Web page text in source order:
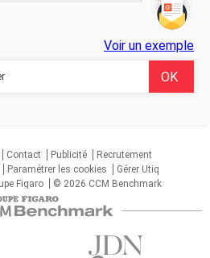
Voir un exemple
Contact Publicité
Recrutement
Paramétrer les cookies
Gérer Utiq
Figaro © 2026 CCM Benchmark